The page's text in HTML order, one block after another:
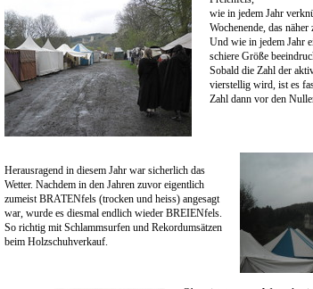
wie in jedem Jahr
Wochenende, das
Und wie in jedem Jahr
schiere Größe
Sobald die Zahl der
vierstellig wird, ist es
Zahl dann vor den
Herausragend in diesem Jahr war sicherlich das
Wetter. Nachdem in den Jahren zuvor eigentlich
zumeist BRATENfels (trocken und heiss) angesagt
war, wurde es diesmal endlich wieder BREIENfels.
So richtig mit Schlammsurfen und Rekordumsätzen
beim Holzschuhverkauf.